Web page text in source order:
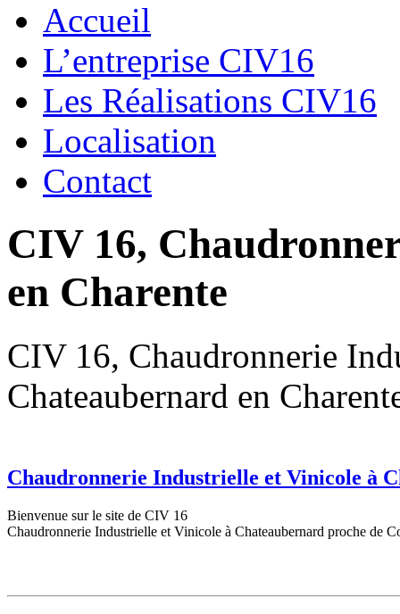
Accueil
L’entreprise CIV16
Les Réalisations CIV16
Localisation
Contact
CIV 16,
en Charente
CIV 16, Chaudronnerie
Chateaubernard en
Chaudronnerie Industrielle et Vinicole à
Bienvenue sur le site de CIV 16
Chaudronnerie Industrielle et Vinicole à Chateaubernard proche de